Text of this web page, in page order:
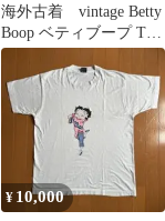
海外古着 vintage Betty
Boop ベティブープ Tシ
ャツ M
¥ 10,000